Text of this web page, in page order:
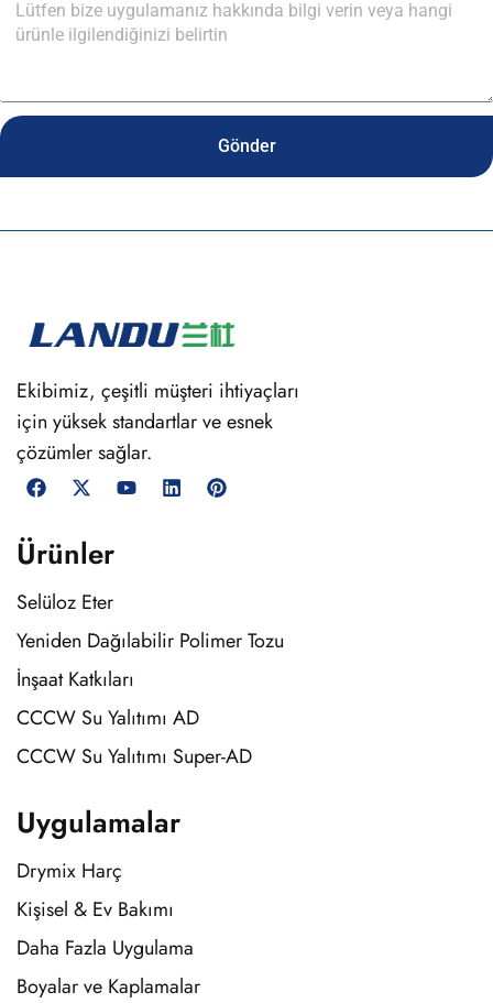
Gönder
Ekibimiz, çeşitli müşteri ihtiyaçları
için yüksek standartlar ve esnek
çözümler sağlar.
Ürünler
Selüloz Eter
Yeniden Dağılabilir Polimer Tozu
İnşaat Katkıları
CCCW Su Yalıtımı AD
CCCW Su Yalıtımı Super-AD
Uygulamalar
Drymix Harç
Kişisel & Ev Bakımı
Daha Fazla Uygulama
Boyalar ve Kaplamalar